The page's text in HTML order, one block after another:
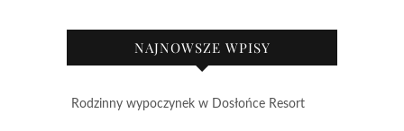
NAJNOWSZE WPISY
Rodzinny wypoczynek w Dosłońce Resort